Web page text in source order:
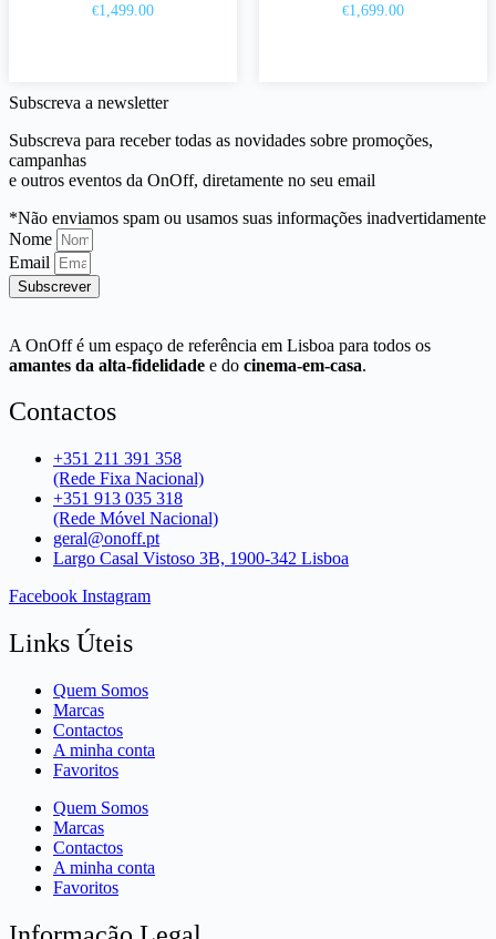
€1,499.00
product
has
multiple
variants.
The
options
may
be
chosen
on
page
€1,699.00
has
multiple
The
options
may
page
Subscreva a newsletter
Subscreva para receber todas as novidades sobre promoções,
campanhas
e outros eventos da OnOff, diretamente no seu email
*Não enviamos spam ou usamos suas informações inadvertidamente
Nome
Email
Subscrever
A OnOff é um espaço de referência em Lisboa para todos os
amantes da alta-fidelidade e do cinema-em-casa.
Contactos
+351 211 391 358
(Rede Fixa Nacional)
+351 913 035 318
(Rede Móvel Nacional)
geral@onoff.pt
Largo Casal Vistoso 3B, 1900-342 Lisboa
Facebook Instagram
Links Úteis
Quem Somos
Marcas
Contactos
A minha conta
Favoritos
Quem Somos
Marcas
Contactos
A minha conta
Favoritos